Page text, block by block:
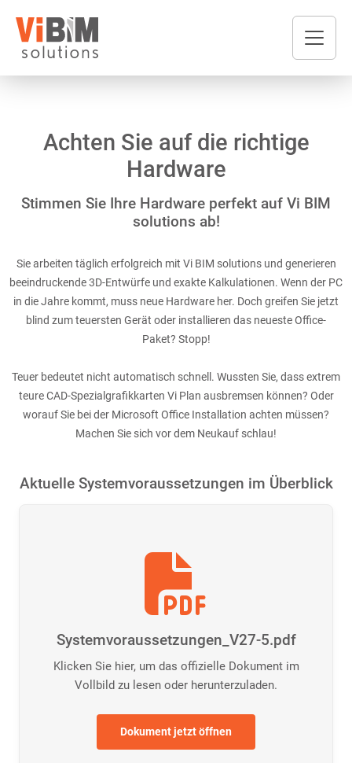
Achten Sie auf die richtige
Hardware
Stimmen Sie Ihre Hardware perfekt auf Vi BIM
solutions ab!
Sie arbeiten täglich erfolgreich mit Vi BIM solutions und generieren
beeindruckende 3D-Entwürfe und exakte Kalkulationen. Wenn der PC
in die Jahre kommt, muss neue Hardware her. Doch greifen Sie jetzt
blind zum teuersten Gerät oder installieren das neueste Office-
Paket? Stopp!
Teuer bedeutet nicht automatisch schnell. Wussten Sie, dass extrem
teure CAD-Spezialgrafikkarten Vi Plan ausbremsen können? Oder
worauf Sie bei der Microsoft Office Installation achten müssen?
Machen Sie sich vor dem Neukauf schlau!
Aktuelle Systemvoraussetzungen im Überblick
Systemvoraussetzungen_V27-5.pdf
Klicken Sie hier, um das offizielle Dokument im
Vollbild zu lesen oder herunterzuladen.
Dokument jetzt öffnen